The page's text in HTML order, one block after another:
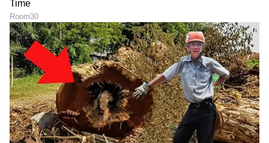
ಸಿಗರೇಟು ಸೇದಲು ಯತ್ನಿಸಿದ್ದನ್ನು ಹೇಳಿಕೊಳ್ಳುವಷ್ಟು. ಕಮಲಾ
ತಮ್ಮ ಆಯ್ಕೆಗಳ ಬಗ್ಗೆಯಾಗಲಿ, ಜೀವನಶೈಲಿ ಅಥವಾ ತನ್ನ
ವರ್ತನೆ ಬಗ್ಗೆಯಾಗಲಿ ಯಾರೊಂದಿಗೂ ಹೊಂದಿಕೆ
ಮಾಡಿಕೊಂಡವಳಲ್ಲ, ಎಂದೂ ಯಾರಲ್ಲೂ ಕ್ಷಮೆ ಕೇಳಿದವಳಲ್ಲ.
ಕೊನೆಯದಾಗಿ, ಪ್ರಪಂಚದ ಅತ್ಯಂತ ಬಲಿಷ್ಠ ಪ್ರಜಾಪ್ರಭುತ್ವ
ರಾಷ್ಟ್ರಗಳಲ್ಲಿ ಒಂದಾಗಿರುವ ಅಮೆರಿಕದಲ್ಲಿ ಓರ್ವ ಮಹಿಳೆ
ಅದರಲ್ಲೂ ನಿರ್ದಿಷ್ಟವಾಗಿ ಕಪ್ಪು ಜನಾಂಗೀಯ ಮಹಿಳೆ